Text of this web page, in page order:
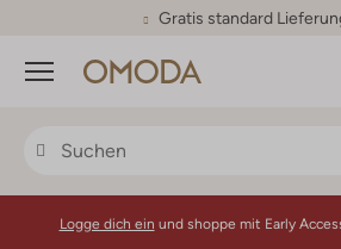
30 Tage
Menü
Logge dich ein und shoppe mit Early